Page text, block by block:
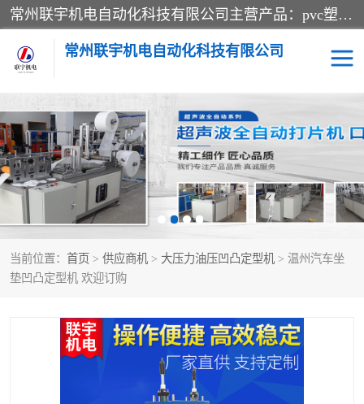
常州联宇机电自动化科技有限公司主营产品：pvc塑料焊机、高频热合机、软膜天花压边机、服装布料凹凸压花机、布料3d压印设备、服装植胶设备、超声波布料花边机、无纺布热合机、全自动压花机。
常州联宇机电自动化科技有限公司
当前位置： 首页 > 供应商机 > 大压力油压凹凸定型机 > 温州汽车坐
垫凹凸定型机 欢迎订购
压花定型机以及压花模具 超声波热合机
高频热合机 超声波花边机
超声波复合压花机 凹凸压花机压标机
3040凹凸压花机 双头服装凹凸压花机
高频压花压标机 自动超声波打片成型机